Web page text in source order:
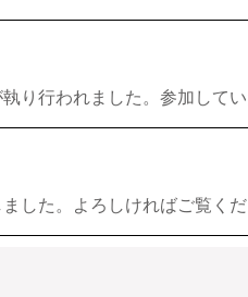
り行われました。参加して
した。よろしければご覧くだ